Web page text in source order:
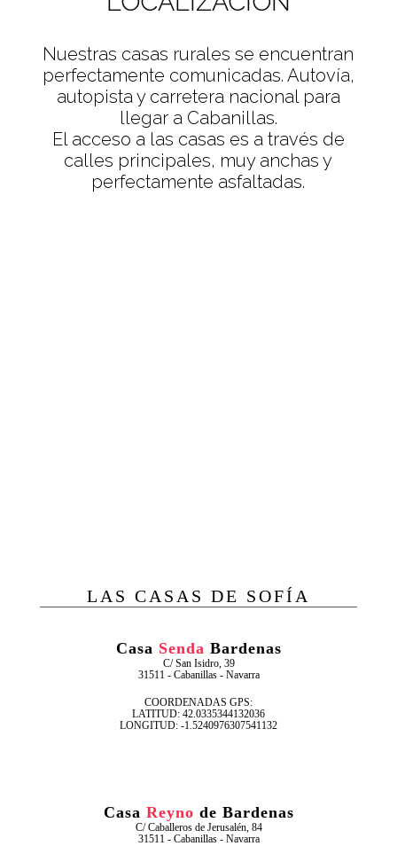
Nuestras casas rurales se encuentran
perfectamente comunicadas. Autovía,
autopista y carretera nacional para
llegar a Cabanillas.
El acceso a las casas es a través de
calles principales, muy anchas y
perfectamente asfaltadas.
LAS CASAS DE SOFÍA
Casa Senda Bardenas
C/ San Isidro, 39
31511 - Cabanillas - Navarra
COORDENADAS GPS:
LATITUD: 42.0335344132036
LONGITUD: -1.5240976307541132
Casa Reyno de Bardenas
C/ Caballeros de Jerusalén, 84
31511 - Cabanillas - Navarra